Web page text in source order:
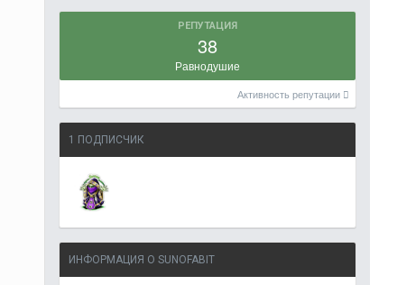
РЕПУТАЦИЯ
38
Равнодушие
Активность репутации
1 ПОДПИСЧИК
ИНФОРМАЦИЯ О SUNOFABIT